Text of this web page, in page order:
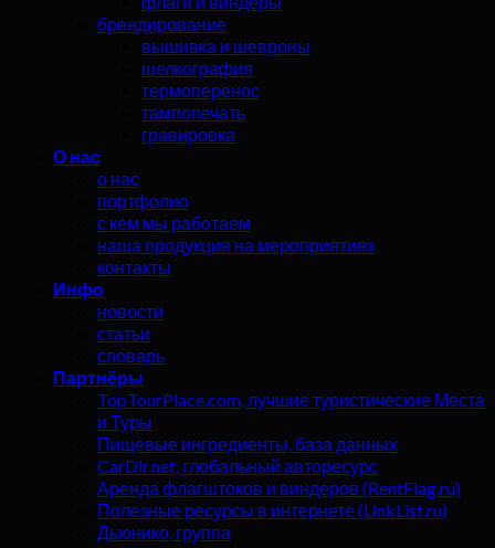
брендирование
вышивка и шевроны
шелкография
термоперенос
тампопечать
гравировка
О нас
о нас
портфолио
с кем мы работаем
наша продукция на мероприятиях
контакты
Инфо
новости
статьи
словарь
Партнёры
TopTourPlace.com, лучшие туристические Места
и Туры
Пищевые ингредиенты, база данных
CarDir.net, глобальный авторесурс
Аренда флагштоков и виндеров (RentFlag.ru)
Полезные ресурсы в интернете (LinkList.ru)
Дьюнико, группа